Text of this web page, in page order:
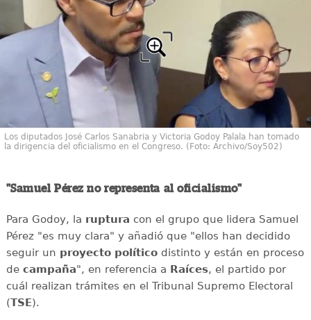
Los diputados José Carlos Sanabria y Victoria Godoy Palala han tomado
la dirigencia del oficialismo en el Congreso. (Foto: Archivo/Soy502)
"Samuel Pérez no representa al oficialismo"
Para Godoy, la ruptura con el grupo que lidera Samuel
Pérez "es muy clara" y añadió que "ellos han decidido
seguir un proyecto políticodistinto y están en proceso
de campaña", en referencia a Raíces, el partido por
cuál realizan trámites en el Tribunal Supremo Electoral
(TSE).